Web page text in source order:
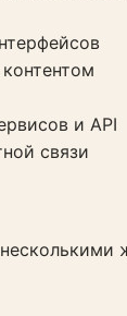
и API
связи